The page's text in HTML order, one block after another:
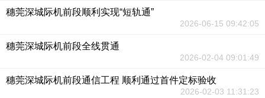
穗莞深城际机前段顺利实现“短轨通”
2026-06-15 09:42:05
穗莞深城际机前段全线贯通
2026-02-04 09:01:49
穗莞深城际机前段通信工程 顺利通过首件定标验收
2026-02-03 11:31:23